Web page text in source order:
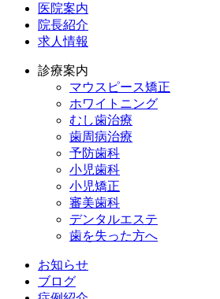
医院案内
院長紹介
求人情報
診療案内
マウスピース矯正
ホワイトニング
むし歯治療
歯周病治療
予防歯科
小児歯科
小児矯正
審美歯科
デンタルエステ
歯を失った方へ
お知らせ
ブログ